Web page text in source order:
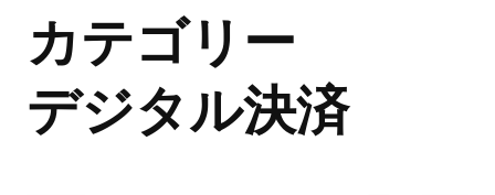
カテゴリー
デジタル決済